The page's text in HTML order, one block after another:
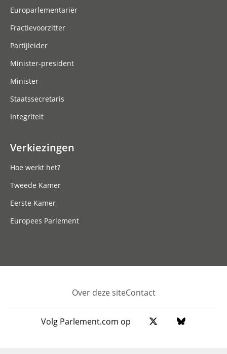
Europarlementariër
Fractievoorzitter
Partijleider
Minister-president
Minister
Staatssecretaris
Integriteit
Verkiezingen
Hoe werkt het?
Tweede Kamer
Eerste Kamer
Europees Parlement
Footer
Over deze siteContact
Volg Parlement.com op